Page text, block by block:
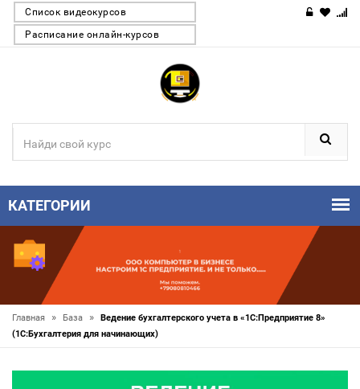
Список видеокурсов
Расписание онлайн-курсов
КАТЕГОРИИ
Главная » База »
Ведение бухгалтерского учета в «1С:Предприятие 8»
(1С:Бухгалтерия для начинающих)